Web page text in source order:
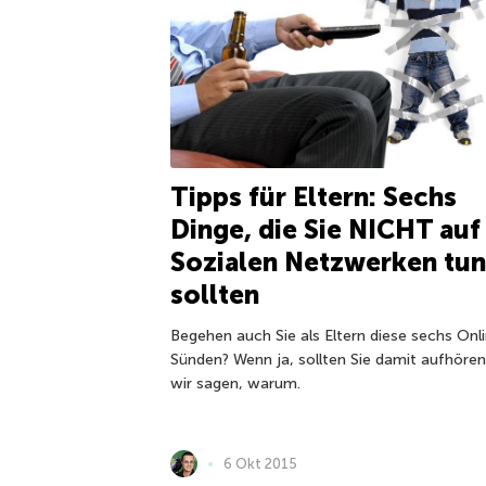
Tipps für Eltern: Sechs
Dinge, die Sie NICHT auf
Sozialen Netzwerken tun
sollten
Begehen auch Sie als Eltern diese sechs
Sünden? Wenn ja, sollten Sie damit
wir sagen, warum.
6 Okt 2015